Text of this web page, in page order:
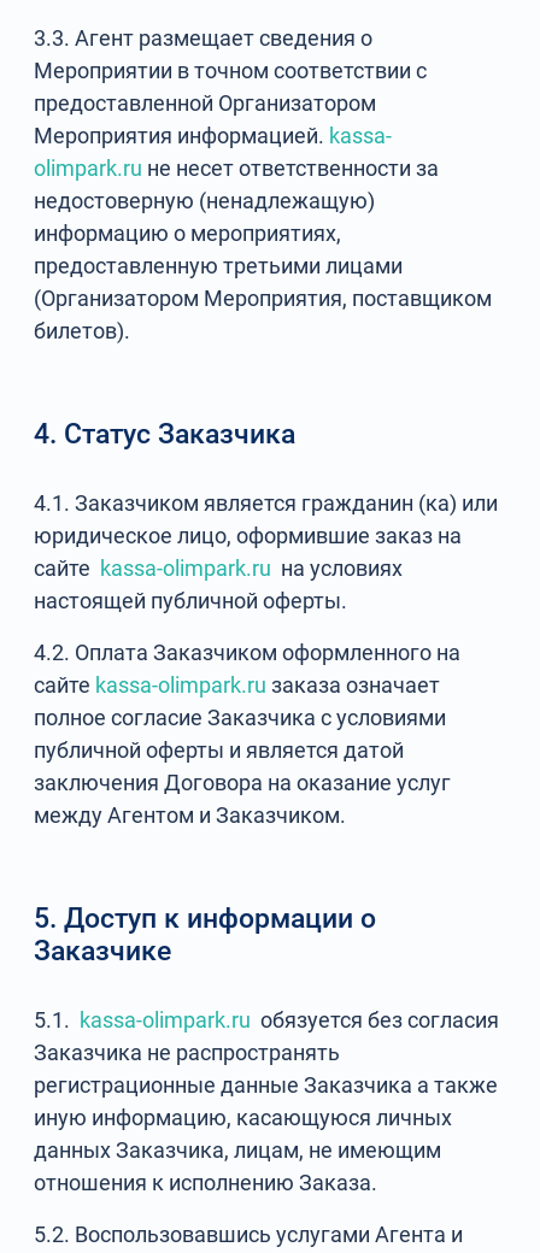
3.3. Агент размещает сведения о
Мероприятии в точном соответствии с
предоставленной Организатором
Мероприятия информацией. kassa-
olimpark.ru не несет ответственности за
недостоверную (ненадлежащую)
информацию о мероприятиях,
предоставленную третьими лицами
(Организатором Мероприятия, поставщиком
билетов).
4. Статус Заказчика
4.1. Заказчиком является гражданин (ка) или
юридическое лицо, оформившие заказ на
сайте kassa-olimpark.ru на условиях
настоящей публичной оферты.
4.2. Оплата Заказчиком оформленного на
сайте kassa-olimpark.ru заказа означает
полное согласие Заказчика с условиями
публичной оферты и является датой
заключения Договора на оказание услуг
между Агентом и Заказчиком.
5. Доступ к информации о
Заказчике
5.1. kassa-olimpark.ru обязуется без согласия
Заказчика не распространять
регистрационные данные Заказчика а также
иную информацию, касающуюся личных
данных Заказчика, лицам, не имеющим
отношения к исполнению Заказа.
5.2. Воспользовавшись услугами Агента и